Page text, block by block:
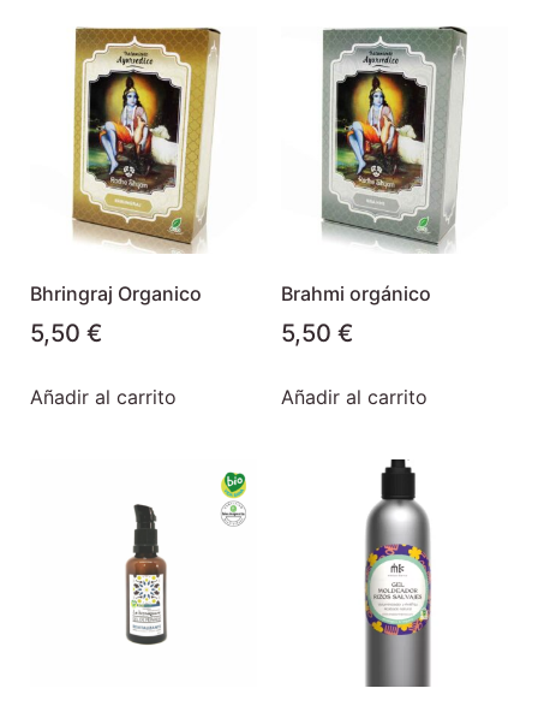
Bhringraj Organico
5,50 €
Añadir al carrito
Brahmi orgánico
5,50 €
Añadir al carrito